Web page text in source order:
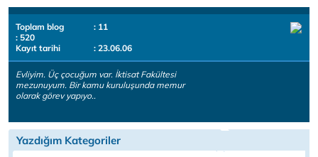
Toplam blog
: 11
: 520
Kayıt tarihi
: 23.06.06
Evliyim. Üç çocuğum var. İktisat Fakültesi
mezunuyum. Bir kamu kuruluşunda memur
olarak görev yapıyo..
Yazdığım Kategoriler